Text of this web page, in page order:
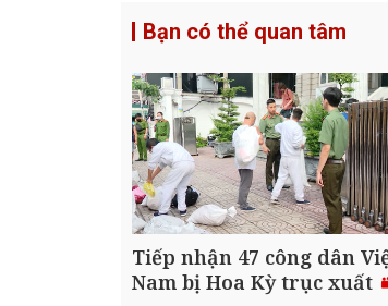
Bạn có thể quan tâm
Tiếp nhận 47 công dân
Nam bị Hoa Kỳ trục xuất